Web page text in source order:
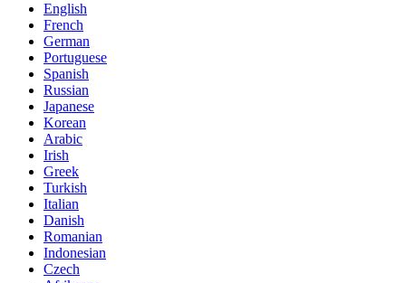
English
French
German
Portuguese
Spanish
Russian
Japanese
Korean
Arabic
Irish
Greek
Turkish
Italian
Danish
Romanian
Indonesian
Czech